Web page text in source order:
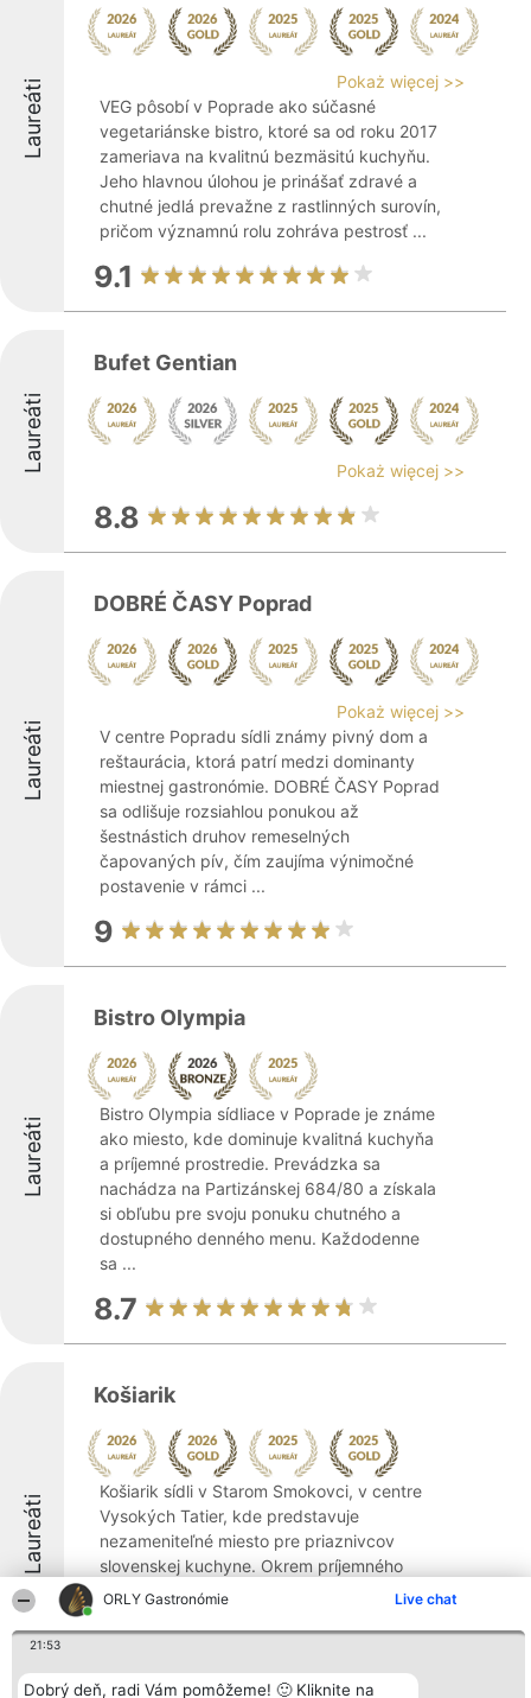
ORLY Gastronómie Live chat
21:53
Dobrý deň, radi Vám pomôžeme! 🙂 Kliknite na
Laureáti
Pokaż więcej >>
VEG pôsobí v Poprade ako súčasné
vegetariánske bistro, ktoré sa od roku 2017
zameriava na kvalitnú bezmäsitú kuchyňu.
Jeho hlavnou úlohou je prinášať zdravé a
chutné jedlá prevažne z rastlinných surovín,
pričom významnú rolu zohráva pestrosť ...
9.1
Laureáti
Bufet Gentian
Pokaż więcej >>
8.8
Laureáti
DOBRÉ ČASY Poprad
Pokaż więcej >>
V centre Popradu sídli známy pivný dom a
reštaurácia, ktorá patrí medzi dominanty
miestnej gastronómie. DOBRÉ ČASY Poprad
sa odlišuje rozsiahlou ponukou až
šestnástich druhov remeselných
čapovaných pív, čím zaujíma výnimočné
postavenie v rámci ...
9
Laureáti
Bistro Olympia
Bistro Olympia sídliace v Poprade je známe
ako miesto, kde dominuje kvalitná kuchyňa
a príjemné prostredie. Prevádzka sa
nachádza na Partizánskej 684/80 a získala
si obľubu pre svoju ponuku chutného a
dostupného denného menu. Každodenne
sa ...
8.7
Laureáti
Košiarik
Košiarik sídli v Starom Smokovci, v centre
Vysokých Tatier, kde predstavuje
nezameniteľné miesto pre priaznivcov
slovenskej kuchyne. Okrem príjemného
prostredia zahŕňa ponuka tohto podniku
kozích, ovčích ...
9.1